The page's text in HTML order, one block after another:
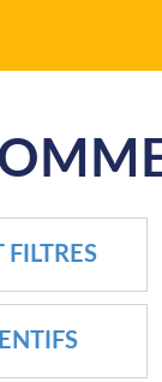
FILTRES